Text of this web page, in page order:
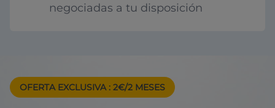
negociadas a tu disposición
OFERTA EXCLUSIVA : 2€/2 MESES